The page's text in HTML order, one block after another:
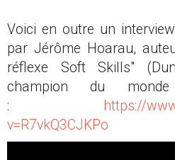
Voici en outre un
par Jérôme Hoarau,
réflexe Soft Skills"
champion du
:
https://
v=R7vkQ3CJKPo